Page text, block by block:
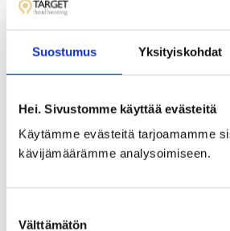
Suostumus Yksityiskohdat
Hei. Sivustomme käyttää evästeitä
Käytämme evästeitä tarjoamamme
kävijämäärämme analysoimiseen.
Välttämätön
Yhteistyö
kanssa
Kun yritys valitsee meidät
saavat käyttöönsä
Me ymmärrämme asiakkaidemme
erikoistuneet rekrytointiin. Tämä
onnistumisen todennäköisyyttä.